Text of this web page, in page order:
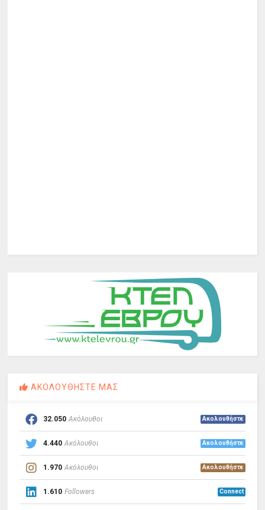
ΑΚΟΛΟΥΘΗΣΤΕ ΜΑΣ
32.050 Ακόλουθοι Ακολουθήστε
4.440 Ακόλουθοι Ακολουθήστε
1.970 Ακόλουθοι Ακολουθήστε
1.610 Followers Connect